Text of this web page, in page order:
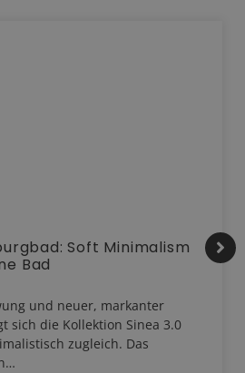
Soft Minimalism
Bad
und neuer, markanter
sich die Kollektion Sinea 3.0
zugleich. Das